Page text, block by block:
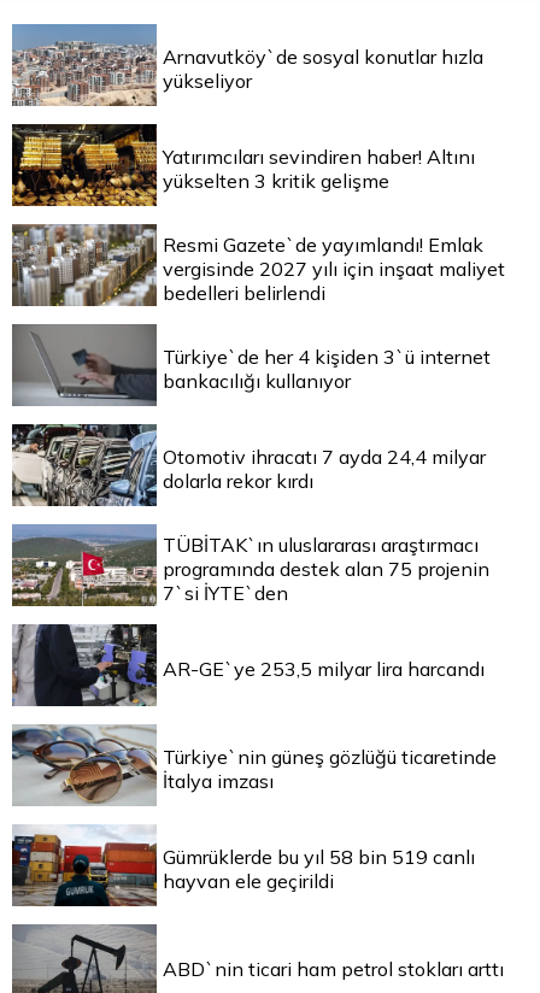
Arnavutköy`de sosyal konutlar hızla
yükseliyor
Yatırımcıları sevindiren haber! Altını
yükselten 3 kritik gelişme
Resmi Gazete`de yayımlandı! Emlak
vergisinde 2027 yılı için inşaat maliyet
bedelleri belirlendi
Türkiye`de her 4 kişiden 3`ü internet
bankacılığı kullanıyor
Otomotiv ihracatı 7 ayda 24,4 milyar
dolarla rekor kırdı
TÜBİTAK`ın uluslararası araştırmacı
programında destek alan 75 projenin
7`si İYTE`den
AR-GE`ye 253,5 milyar lira harcandı
Türkiye`nin güneş gözlüğü ticaretinde
İtalya imzası
Gümrüklerde bu yıl 58 bin 519 canlı
hayvan ele geçirildi
ABD`nin ticari ham petrol stokları arttı